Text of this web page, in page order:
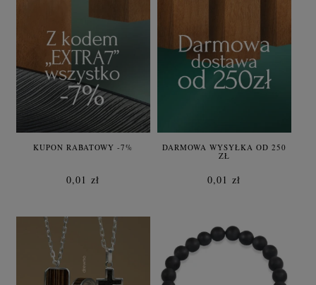
KUPON RABATOWY -7%
0,01 zł
DARMOWA WYSYŁKA OD 250
ZŁ
0,01 zł